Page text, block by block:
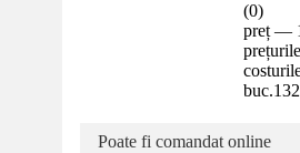
(0)
preț —
buc.
Poate fi comandat online